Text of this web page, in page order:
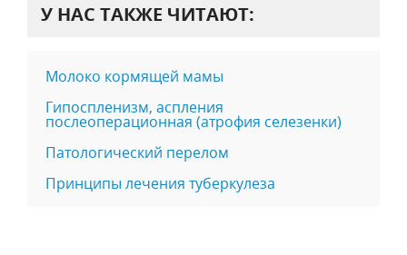
У НАС ТАКЖЕ ЧИТАЮТ:
Молоко кормящей мамы
Гипоспленизм, аспления
послеоперационная (атрофия селезенки)
Патологический перелом
Принципы лечения туберкулеза